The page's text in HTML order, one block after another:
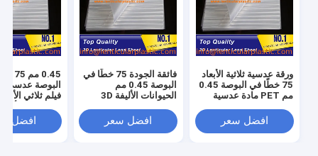
ورقة عدسية ثلاثية الأبعاد
75 خطًا في البوصة 0.45
مم PET مادة عدسية
للطباعة ثلاثية الأبعاد
افضل سعر
فائقة الجودة 75 خطًا في
البوصة 0.45 مم
الحيوانات الأليفة 3D
مادة الطباعة ورقة
افضل سعر
البوصة عدسي
فيلم ثلاثي
الأبعاد قلاب
افضل